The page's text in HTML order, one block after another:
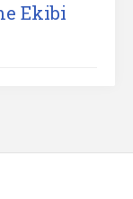
Ekibi